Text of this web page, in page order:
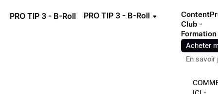
PRO TIP 3 - B-Roll PRO TIP 3 - B-Roll
Club -
Formation
Acheter
En savoir